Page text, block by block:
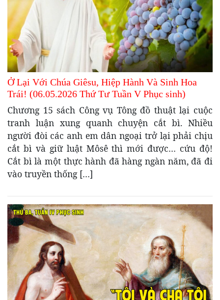
Ở Lại Với Chúa Giêsu, Hiệp Hành Và Sinh Hoa
Trái! (06.05.2026 Thứ Tư Tuần V Phục sinh)
Chương 15 sách Công vụ Tông đồ thuật lại cuộc
tranh luận xung quanh chuyện cắt bì. Nhiều
người đòi các anh em dân ngoại trở lại phải chịu
cắt bì và giữ luật Môsê thì mới được… cứu độ!
Cắt bì là một thực hành đã hàng ngàn năm, đã đi
vào truyền thống […]